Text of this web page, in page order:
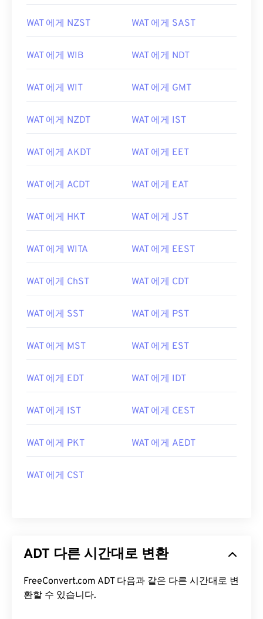
WAT 에게 NZST WAT 에게 SAST
WAT 에게 WIB WAT 에게 NDT
WAT 에게 WIT WAT 에게 GMT
WAT 에게 NZDT WAT 에게 IST
WAT 에게 AKDT WAT 에게 EET
WAT 에게 ACDT WAT 에게 EAT
WAT 에게 HKT WAT 에게 JST
WAT 에게 WITA WAT 에게 EEST
WAT 에게 ChST WAT 에게 CDT
WAT 에게 SST WAT 에게 PST
WAT 에게 MST WAT 에게 EST
WAT 에게 EDT WAT 에게 IDT
WAT 에게 IST WAT 에게 CEST
WAT 에게 PKT WAT 에게 AEDT
WAT 에게 CST
ADT 다른 시간대로 변환
FreeConvert.com ADT 다음과 같은 다른 시간대로 변
환할 수 있습니다.